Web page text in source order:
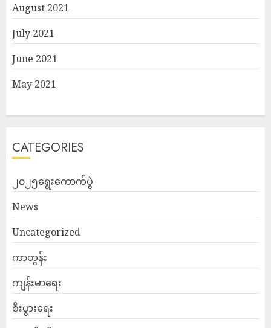
August 2021
July 2021
June 2021
May 2021
CATEGORIES
၂၀၂၅ရွေးကောက်ပွဲ
News
Uncategorized
ကာတွန်း
ကျန်းမာရေး
စီးပွားရေး